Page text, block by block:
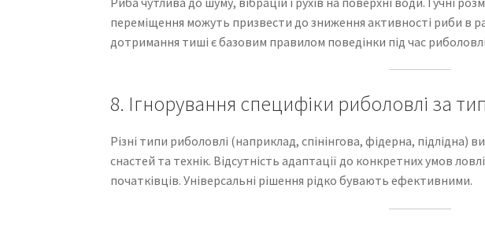
переміщення можуть призвести до зниження активності риби в
дотримання тиші є базовим правилом поведінки під час
8. Ігнорування специфіки риболовлі за
Різні типи риболовлі (наприклад, спінінгова, фідерна,
снастей та технік. Відсутність адаптації до конкретних умов
початківців. Універсальні рішення рідко бувають ефективними.